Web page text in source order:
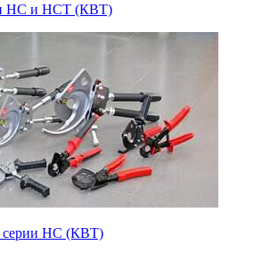
НС и НСТ (КВТ)
серии НС (КВТ)